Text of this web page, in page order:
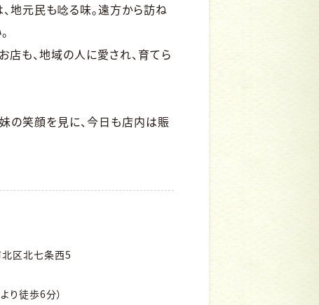
地元民も唸る味。遠方から訪ね
も、地域の人に愛され、育てら
の笑顔を見に、今日も店内は賑
区北七条西5
り徒歩6分）